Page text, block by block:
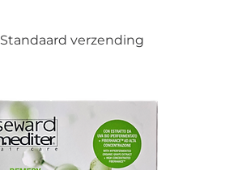
Standaard verzending